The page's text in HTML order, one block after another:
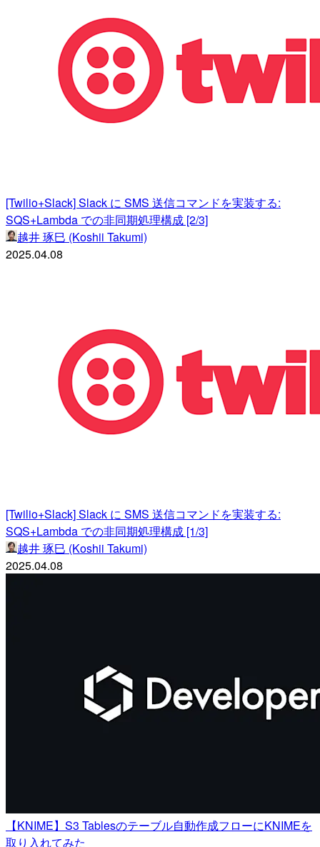
[Twilio+Slack] Slack に SMS 送信コマンドを実装する:
SQS+Lambda での非同期処理構成 [2/3]
越井 琢巳 (Koshii Takumi)
2025.04.08
[Twilio+Slack] Slack に SMS 送信コマンドを実装する:
SQS+Lambda での非同期処理構成 [1/3]
越井 琢巳 (Koshii Takumi)
2025.04.08
【KNIME】S3 Tablesのテーブル自動作成フローにKNIMEを
取り入れてみた